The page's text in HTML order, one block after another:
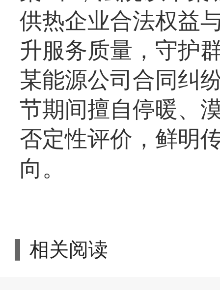
供热企业合法权益
升服务质量，守护
某能源公司合同纠
节期间擅自停暖、
否定性评价，鲜明
向。
相关阅读